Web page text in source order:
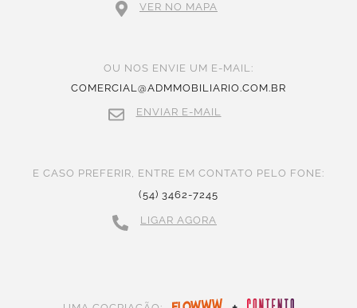
VER NO MAPA
OU NOS ENVIE UM E-MAIL:
COMERCIAL@ADMMOBILIARIO.COM.BR
ENVIAR E-MAIL
E CASO PREFERIR, ENTRE EM CONTATO PELO FONE:
(54) 3462-7245
LIGAR AGORA